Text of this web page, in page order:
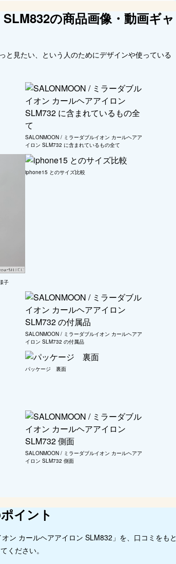
の商品画像・動画ギャ
と見たい、という人のためにデザインや使っている
SALONMOON / ミラーダブルイオン カールヘアア
イロン SLM732 に含まれているもの全て
子
iphone15 とのサイズ比較
SALONMOON / ミラーダブルイオン カールヘアア
イロン SLM732 の付属品
パッケージ 裏面
SALONMOON / ミラーダブルイオン カールヘアア
イロン SLM732 側面
イント
ン カールヘアアイロン SLM832」を、口コミをもと
ください。